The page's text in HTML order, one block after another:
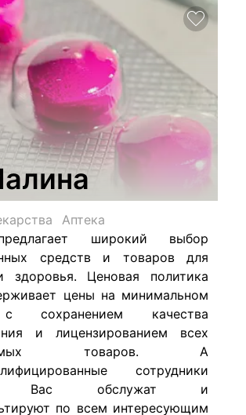
Аптека
широкий выбор
средств и товаров для
здоровья. Ценовая политика
цены на минимальном
сохранением качества
и лицензированием всех
товаров. А
сотрудники
Вас обслужат и
по всем интересующим